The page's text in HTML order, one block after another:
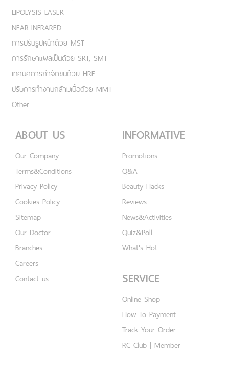
LIPOLYSIS LASER
NEAR-INFRARED
การปรับรูปหน้าด้วย MST
การรักษาแผลเป็นด้วย SRT, SMT
เทคนิคการกำจัดขนด้วย HRE
ปรับการทำงานกล้ามเนื้อด้วย MMT
Other
ABOUT US
Our Company
Terms&Conditions
Privacy Policy
Cookies Policy
Sitemap
Our Doctor
Branches
Careers
Contact us
INFORMATIVE
Promotions
Q&A
Beauty Hacks
Reviews
News&Activities
Quiz&Poll
What's Hot
SERVICE
Online Shop
How To Payment
Track Your Order
RC Club | Member